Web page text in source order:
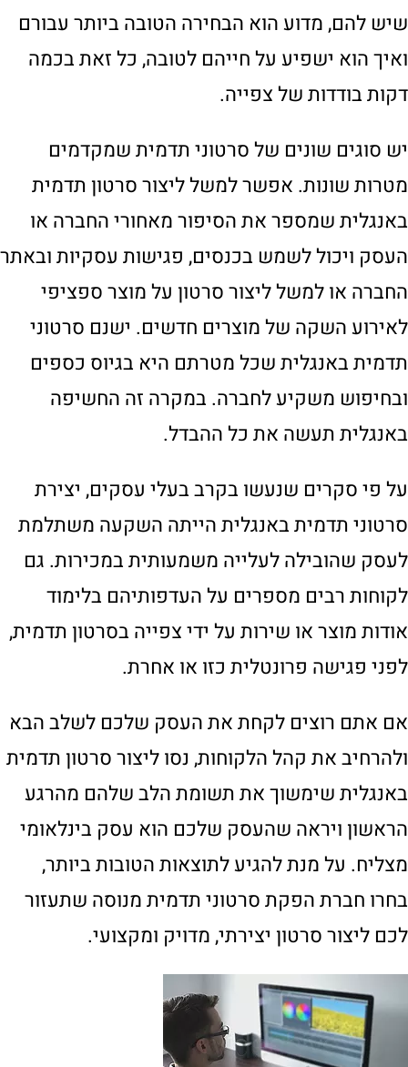
שיש להם, מדוע הוא הבחירה הטובה ביותר עבורם
ואיך הוא ישפיע על חייהם לטובה, כל זאת בכמה
דקות בודדות של צפייה.
יש סוגים שונים של סרטוני תדמית שמקדמים
מטרות שונות. אפשר למשל ליצור סרטון תדמית
באנגלית שמספר את הסיפור מאחורי החברה או
העסק ויכול לשמש בכנסים, פגישות עסקיות ובאתר
החברה או למשל ליצור סרטון על מוצר ספציפי
לאירוע השקה של מוצרים חדשים. ישנם סרטוני
תדמית באנגלית שכל מטרתם היא בגיוס כספים
ובחיפוש משקיע לחברה. במקרה זה החשיפה
באנגלית תעשה את כל ההבדל.
על פי סקרים שנעשו בקרב בעלי עסקים, יצירת
סרטוני תדמית באנגלית הייתה השקעה משתלמת
לעסק שהובילה לעלייה משמעותית במכירות. גם
לקוחות רבים מספרים על העדפותיהם בלימוד
אודות מוצר או שירות על ידי צפייה בסרטון תדמית,
לפני פגישה פרונטלית כזו או אחרת.
אם אתם רוצים לקחת את העסק שלכם לשלב הבא
ולהרחיב את קהל הלקוחות, נסו ליצור סרטון תדמית
באנגלית שימשוך את תשומת הלב שלהם מהרגע
הראשון ויראה שהעסק שלכם הוא עסק בינלאומי
מצליח. על מנת להגיע לתוצאות הטובות ביותר,
בחרו חברת הפקת סרטוני תדמית מנוסה שתעזור
לכם ליצור סרטון יצירתי, מדויק ומקצועי.